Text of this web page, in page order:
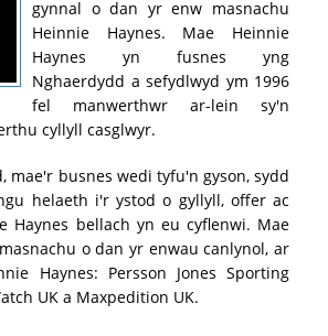
gynnal o dan yr enw masnachu
Heinnie Haynes. Mae Heinnie
Haynes yn fusnes yng
Nghaerdydd a sefydlwyd ym 1996
fel manwerthwr ar-lein sy'n
cyllyll casglwyr.
mae'r busnes wedi tyfu'n gyson, sydd
helaeth i'r ystod o gyllyll, offer ac
Haynes bellach yn eu cyflenwi. Mae
o dan yr enwau canlynol, ar
Haynes: Persson Jones Sporting
UK a Maxpedition UK.